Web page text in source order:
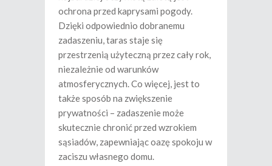
ochrona przed kaprysami pogody.
Dzięki odpowiednio dobranemu
zadaszeniu, taras staje się
przestrzenią użyteczną przez cały rok,
niezależnie od warunków
atmosferycznych. Co więcej, jest to
także sposób na zwiększenie
prywatności – zadaszenie może
skutecznie chronić przed wzrokiem
sąsiadów, zapewniając oazę spokoju w
zaciszu własnego domu.